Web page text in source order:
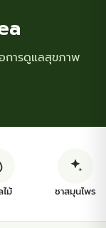
การดูแลสุขภาพ
ม้ ชาสมุนไพร